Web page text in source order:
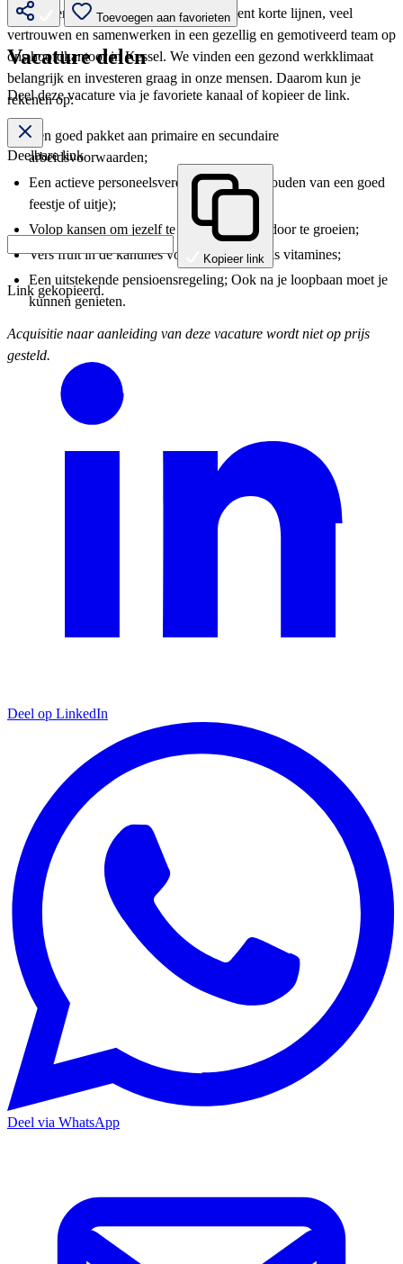
binnen een écht familiebedrijf. Dat betekent korte lijnen, veel
vertrouwen en samenwerken in een gezellig en gemotiveerd team op
ons hoofdkantoor in Kessel. We vinden een gezond werkklimaat
belangrijk en investeren graag in onze mensen. Daarom kun je
rekenen op:
Een goed pakket aan primaire en secundaire
arbeidsvoorwaarden;
Een actieve personeelsvereniging (ja, we houden van een goed
feestje of uitje);
Volop kansen om jezelf te ontwikkelen en door te groeien;
Vers fruit in de kantines voor een extra dosis vitamines;
Een uitstekende pensioensregeling; Ook na je loopbaan moet je
kunnen genieten.
Acquisitie naar aanleiding van deze vacature wordt niet op prijs
gesteld.
Toevoegen aan favorieten
Vacature delen
Deel deze vacature via je favoriete kanaal of kopieer de link.
Deelbare link
Kopieer link
Link gekopieerd.
Deel op LinkedIn
Deel via WhatsApp